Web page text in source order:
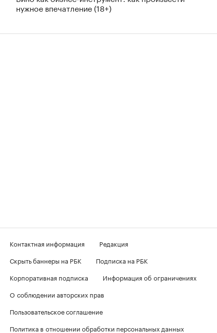
нужное впечатление (18+)
Контактная информация
Редакция
Скрыть баннеры на РБК
Подписка на РБК
Корпоративная подписка
Информация об ограничениях
О соблюдении авторских прав
Пользовательское соглашение
Политика в отношении обработки персональных данных